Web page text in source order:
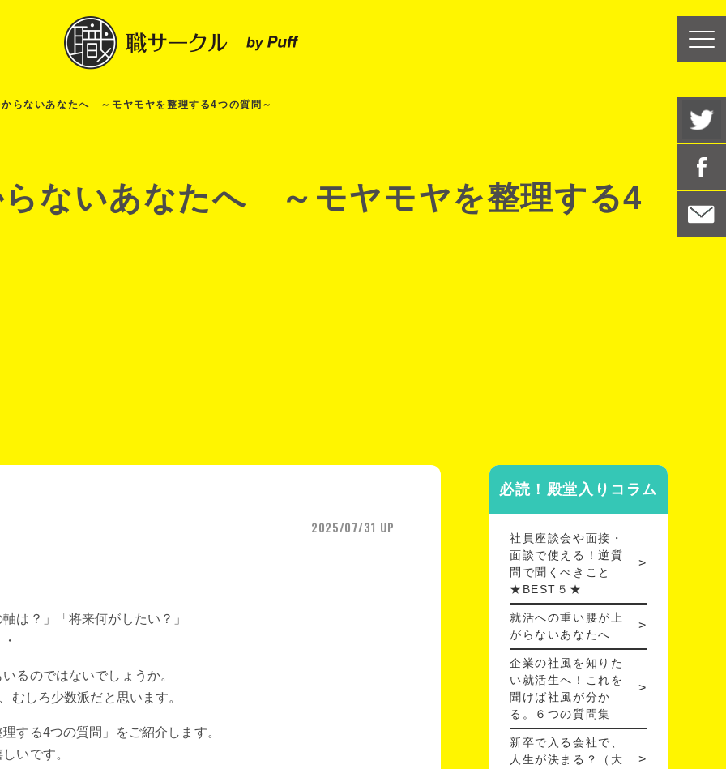
らないあなたへ ～モヤモヤを整理する4つの質問～
ないあなたへ ～モヤモヤを整理する4
2025/07/31 UP
は？」「将来何がしたい？」
るのではないでしょうか。
むしろ少数派だと思います。
する4つの質問」をご紹介します。
いです。
必読！殿堂入りコラム
社員座談会や面接・
面談で使える！逆質
問で聞くべきこと
★BEST５★
就活への重い腰が上
がらないあなたへ
企業の社風を知りた
い就活生へ！これを
聞けば社風が分か
る。６つの質問集
新卒で入る会社で、
人生が決まる？（大